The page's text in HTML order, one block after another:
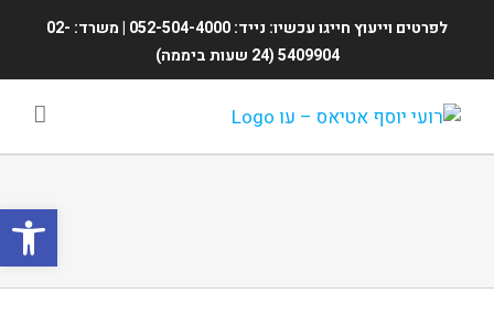
פתח
לפרטים וייעוץ חייגו עכשיו: נייד: 052-504-4000 | משרד: 02-
5409904 (24 שעות ביממה)